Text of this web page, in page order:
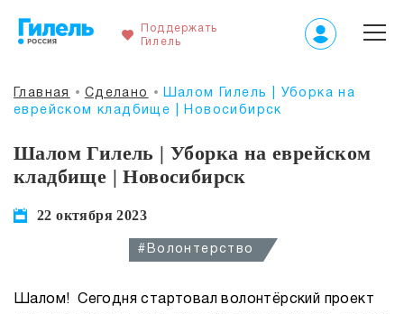
Поддержать
Гилель
Главная Сделано
Шалом Гилель | Уборка на
еврейском кладбище | Новосибирск
Шалом Гилель | Уборка на еврейском
кладбище | Новосибирск
22 октября 2023
#Волонтерство
Шалом! Сегодня стартовал волонтёрский проект